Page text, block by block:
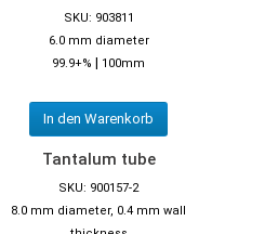
SKU: 903811
6.0 mm diameter
99.9+% | 100mm
In den Warenkorb
Tantalum tube
SKU: 900157-2
8.0 mm diameter, 0.4 mm wall